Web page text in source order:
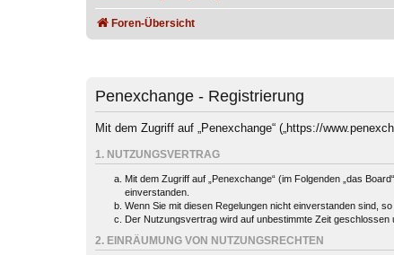
Foren-Übersicht
Penexchange - Registrierung
Mit dem Zugriff auf „Penexchange“ („https://
1. NUTZUNGSVERTRAG
Mit dem Zugriff auf „Penexchange“ (im Folgenden „das
einverstanden.
Wenn Sie mit diesen Regelungen nicht einverstanden sind,
Der Nutzungsvertrag wird auf unbestimmte Zeit
2. EINRÄUMUNG VON NUTZUNGSRECHTEN